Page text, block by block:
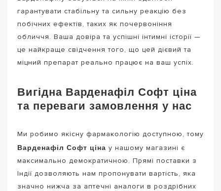
гарантувати стабільну та сильну реакцію без
побічних ефектів, таких як почервоніння
обличчя. Ваша довіра та успішні інтимні історії —
це найкраще свідчення того, що цей дієвий та
міцний препарат реально працює на ваш успіх.
Вигідна Варденафіл Софт ціна
та переваги замовлення у нас
Ми робимо якісну фармакологію доступною, тому
Варденафіл Софт ціна у нашому магазині є
максимально демократичною. Прямі поставки з
Індії дозволяють нам пропонувати вартість, яка
значно нижча за аптечні аналоги в роздрібних